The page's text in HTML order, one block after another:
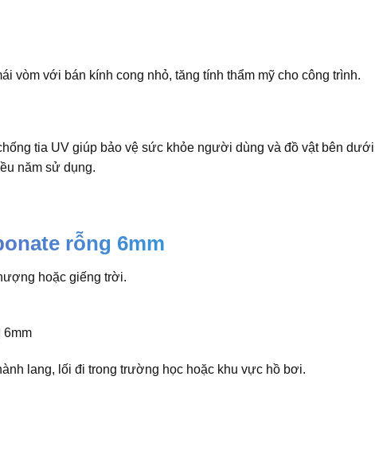
vòm với bán kính cong nhỏ, tăng tính thẩm mỹ cho công trình.
tia UV giúp bảo vệ sức khỏe người dùng và đồ vật bên
năm sử dụng.
rỗng 6mm
hoặc giếng trời.
lang, lối đi trong trường học hoặc khu vực hồ bơi.